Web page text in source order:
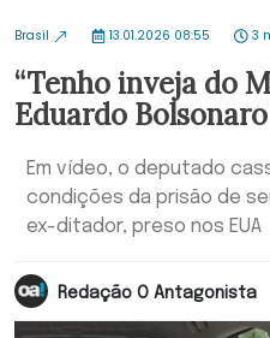
Brasil 13.01.2026 08:55 3
“Tenho inveja do
Eduardo Bolsonaro
Em vídeo, o deputado
condições da prisão de
ex-ditador, preso nos EUA
Redação O Antagonista